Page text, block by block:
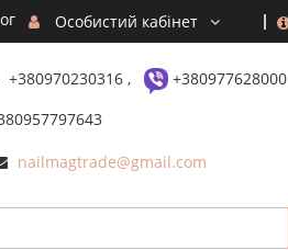
Особистий кабінет
+380970230316 ,
+380977628000
nailmagtrade@gmail.com